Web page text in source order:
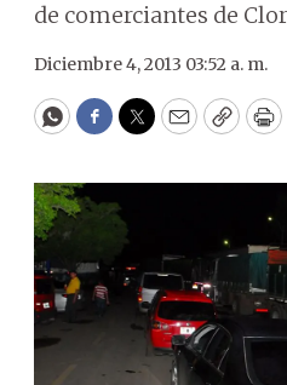
de comerciantes de
Diciembre 4, 2013 03:52 a. m.
WhatsApp
Facebook
Twitter
EmailCopy